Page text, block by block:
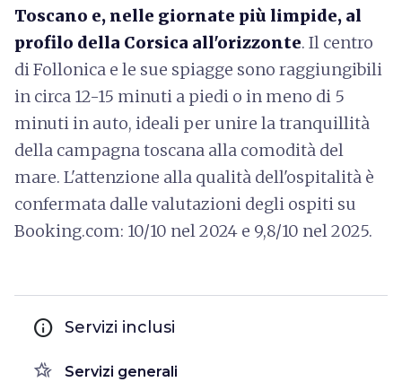
Toscano e, nelle giornate più limpide, al
profilo della Corsica all'orizzonte. Il centro
di Follonica e le sue spiagge sono raggiungibili
in circa 12-15 minuti a piedi o in meno di 5
minuti in auto, ideali per unire la tranquillità
della campagna toscana alla comodità del
mare. L'attenzione alla qualità dell'ospitalità è
confermata dalle valutazioni degli ospiti su
Booking.com: 10/10 nel 2024 e 9,8/10 nel 2025.
info Servizi inclusi
hotel_class Servizi generali